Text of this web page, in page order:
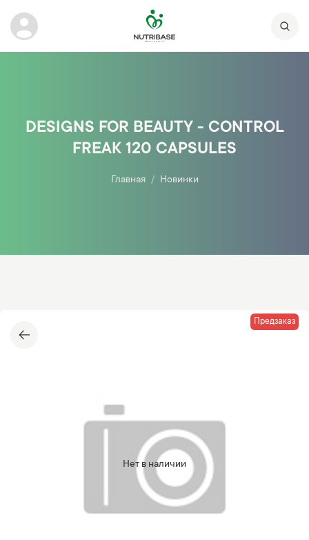
DESIGNS FOR BEAUTY - CONTROL
FREAK 120 CAPSULES
Главная Новинки
Нет в наличии
Предзаказ